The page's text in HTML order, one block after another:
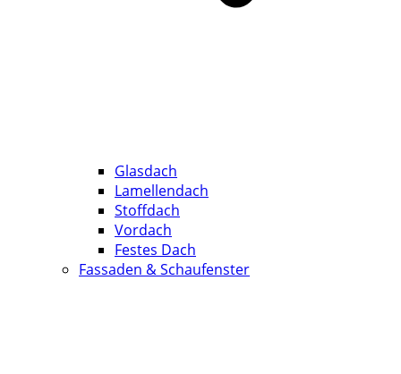
Glasdach
Lamellendach
Stoffdach
Vordach
Festes Dach
Fassaden & Schaufenster